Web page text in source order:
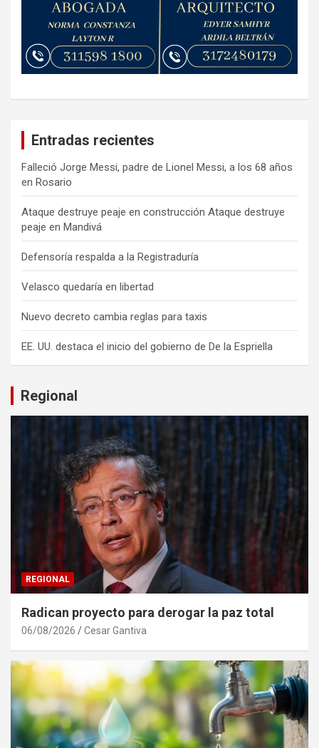
Entradas recientes
Falleció Jorge Messi, padre de Lionel Messi, a los 68 años
en Rosario
Ataque destruye peaje en construcción Ataque destruye
peaje en Mandivá
Defensoría respalda a la Registraduría
Velasco quedaría en libertad
Nuevo decreto cambia reglas para taxis
EE. UU. destaca el inicio del gobierno de De la Espriella
Regional
REGIONAL
Radican proyecto para derogar la paz total
06/08/2026 Cesar Gantiva